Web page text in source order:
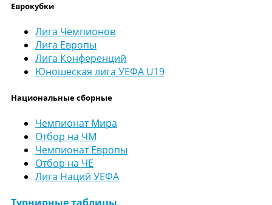
Еврокубки
Лига Чемпионов
Лига Европы
Лига Конференций
Юношеская лига УЕФА U19
Национальные сборные
Чемпионат Мира
Отбор на ЧМ
Чемпионат Европы
Отбор на ЧЕ
Лига Наций УЕФА